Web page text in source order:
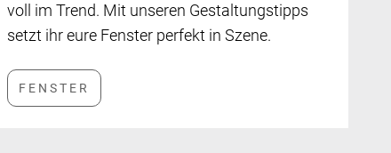
voll im Trend. Mit unseren Gestaltungstipps
setzt ihr eure Fenster perfekt in Szene.